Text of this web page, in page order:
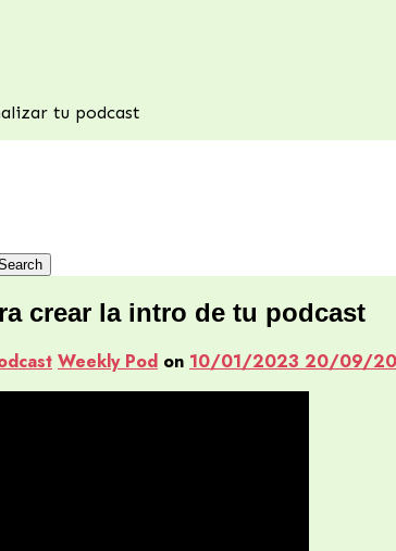
tu podcast
crear la intro de tu podcast
Weekly Pod on 10/01/2023 20/09/